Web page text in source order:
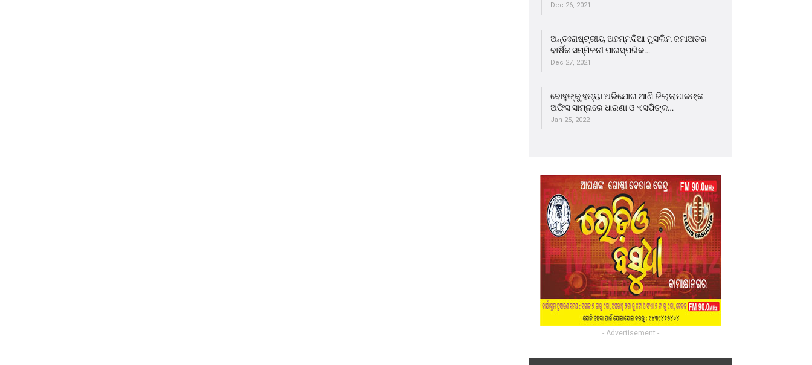
Dec 26, 2021
ଅନ୍ତଃରାଷ୍ଟ୍ରୀୟ ଅହମ୍ମଦିଆ ମୁସଲିମ ଜମାଅତର
ବାର୍ଷିକ ସମ୍ମିଳନୀ ପାରସ୍ପରିକ…
Dec 27, 2021
ବୋହୁଙ୍କୁ ହତ୍ୟା ଅଭିଯୋଗ ଆଣି ଜିଲ୍ଲାପାଳଙ୍କ
ଅଫିସ ସାମ୍ନାରେ ଧାରଣା ଓ ଏସପିଙ୍କ…
Jan 25, 2022
- Advertisement -